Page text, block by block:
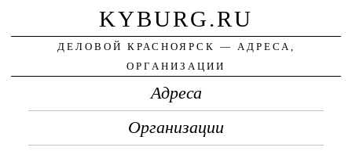
KYBURG.RU
ДЕЛОВОЙ КРАСНОЯРСК — АДРЕСА,
ОРГАНИЗАЦИИ
Адреса
Организации